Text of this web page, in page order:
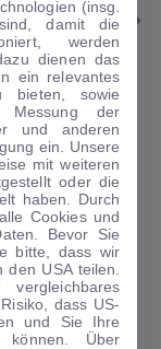
Guter Preis4
Rate anpassen
komb. 123 g/km
(insg.
damit die
werden
dienen das
ein relevantes
bieten, sowie
Messung der
und anderen
ein. Unsere
mit weiteren
oder die
haben. Durch
Cookies und
Bevor Sie
bitte, dass wir
USA teilen.
dass US-
und Sie Ihre
können. Über